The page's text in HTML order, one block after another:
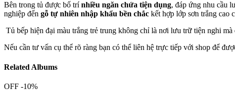
Bên trong tủ được bố trínhiều ngăn chứa tiện dụng, đáp ứng nhu cầu
nghiệp đến gỗ tự nhiên nhập khẩu bền chắc kết hợp lớp sơn trắng cao
Tủ bếp hiện đại màu trắng trẻ trung không chỉ là nơi lưu trữ tiện nghi mà
Nếu cần tư vấn cụ thể rõ ràng bạn có thể liên hệ trực tiếp với shop để
Related Albums
OFF -10%